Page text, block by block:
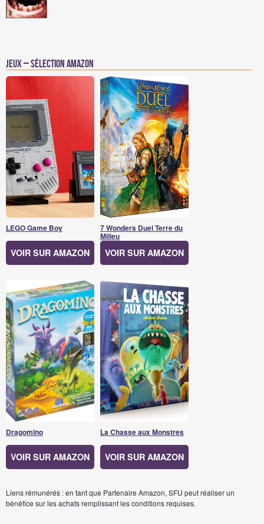
Jeux – Sélection Amazon
LEGO Game Boy
VOIR SUR AMAZON
7 Wonders Duel Terre du
Milieu
VOIR SUR AMAZON
Dragomino
VOIR SUR AMAZON
La Chasse aux Monstres
VOIR SUR AMAZON
Liens rémunérés : en tant que Partenaire Amazon, SFU peut réaliser un
bénéfice sur les achats remplissant les conditions requises.